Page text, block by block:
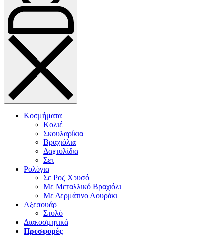
Κοσμήματα
Κολιέ
Σκουλαρίκια
Βραχιόλια
Δαχτυλίδια
Σετ
Ρολόγια
Σε Ροζ Χρυσό
Με Μεταλλικό Βραχιόλι
Με Δερμάτινο Λουράκι
Αξεσουάρ
Στυλό
Διακοσμητικά
Προσφορές